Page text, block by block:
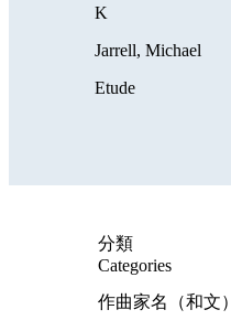
K
Jarrell, Michael
Etude
分類
Categories
作曲家名（和文）